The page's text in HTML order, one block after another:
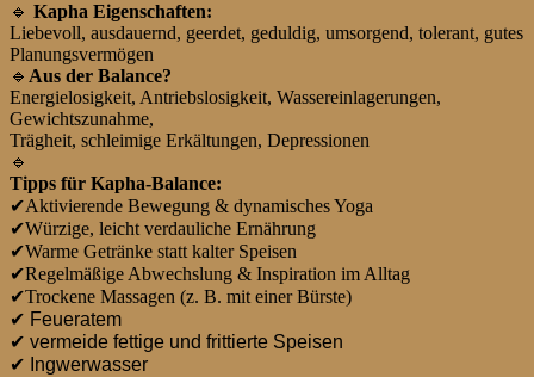
🔹 Kapha Eigenschaften:
Liebevoll, ausdauernd, geerdet, geduldig, umsorgend, tolerant, gutes
Planungsvermögen
🔹 Aus der Balance?
Energielosigkeit, Antriebslosigkeit, Wassereinlagerungen,
Gewichtszunahme,
Trägheit, schleimige Erkältungen, Depressionen
🔹
Tipps für Kapha-Balance:
✔Aktivierende Bewegung & dynamisches Yoga
✔Würzige, leicht verdauliche Ernährung
✔Warme Getränke statt kalter Speisen
✔Regelmäßige Abwechslung & Inspiration im Alltag
✔Trockene Massagen (z. B. mit einer Bürste)
✔ Feueratem
✔ vermeide fettige und frittierte Speisen
✔ Ingwerwasser